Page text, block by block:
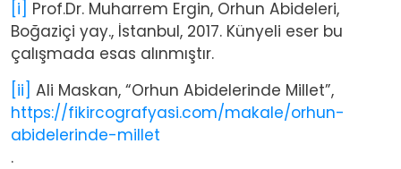
[i]
Prof.Dr. Muharrem Ergin, Orhun Abideleri,
Boğaziçi yay., İstanbul, 2017. Künyeli eser bu
çalışmada esas alınmıştır.
[ii] Ali Maskan, “Orhun Abidelerinde Millet”,
https://fikircografyasi.com/makale/orhun-
abidelerinde-millet
.